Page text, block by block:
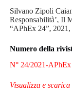
Silvano Zipoli
Responsabilità’, Il
“APhEx 24”, 2021,
Numero della
N° 24/2021-APhEx
Visualizza e